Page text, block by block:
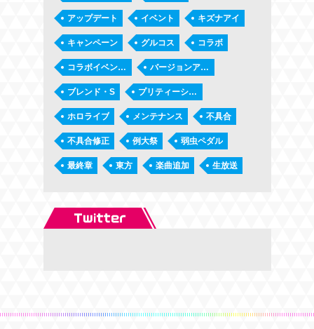
アップデート イベント キズナアイ
キャンペーン グルコス コラボ
コラボイベント第2弾「タノシーコロシアム」 バージョンアップ
ブレンド・S プリティーシリーズ
ホロライブ メンテナンス 不具合
不具合修正 例大祭 弱虫ペダル
最終章 東方 楽曲追加 生放送